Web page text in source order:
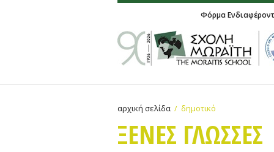
Φόρμα
αρχική σελίδα δημοτικό
ΞΕΝΕΣ ΓΛΩΣΣΕΣ